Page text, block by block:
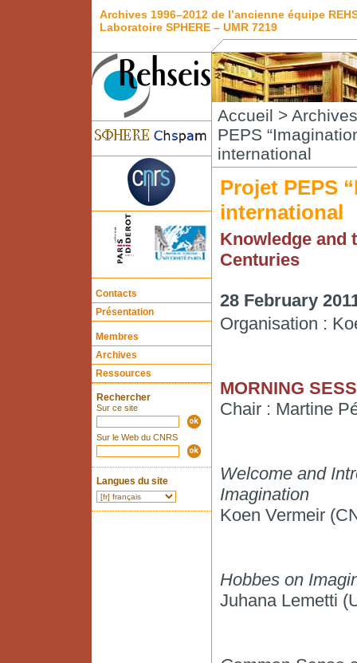
Archives 1996–2012 de l’ancienne équipe
Laboratoire SPHERE – UMR 7219
Contacts
Présentation
Membres
Archives
Ressources
Rechercher
Sur ce site
Sur le Web du CNRS
Langues du site
Accueil > Archives
PEPS
international
Projet PEPS
international
Knowledge and
Centuries
28 February
Organisation :
MORNING
Chair : Martine
Welcome and
Imagination
Koen Vermeir
Hobbes on
Juhana Lemetti